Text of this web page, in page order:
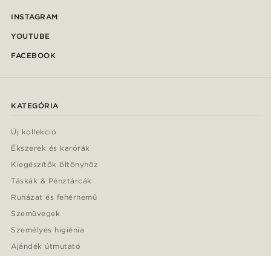
INSTAGRAM
YOUTUBE
FACEBOOK
KATEGÓRIA
Új kollekció
Ékszerek és karórák
Kiegészítők öltönyhöz
Táskák & Pénztárcák
Ruházat és fehérnemű
Szemüvegek
Személyes higiénia
Ajándék útmutató